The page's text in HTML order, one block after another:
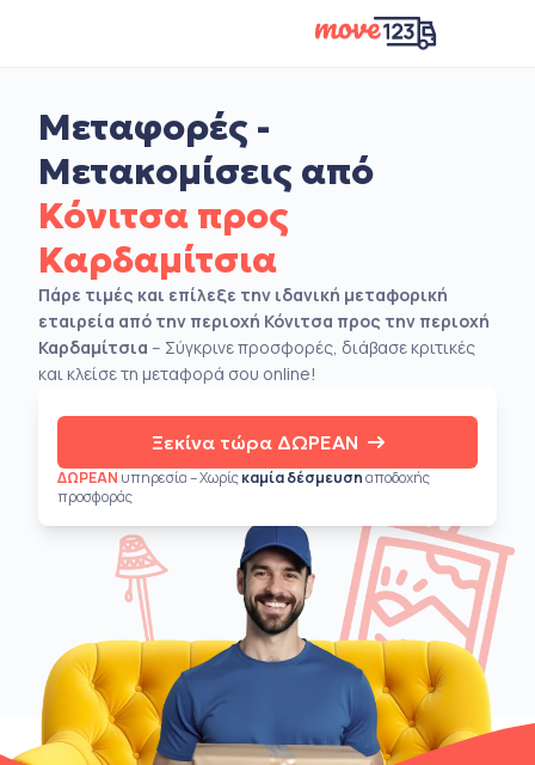
Μεταφορές -
Μετακομίσεις από
Κόνιτσα προς
Καρδαμίτσια
Πάρε τιμές και επίλεξε την ιδανική μεταφορική
εταιρεία από την περιοχή Κόνιτσα προς την περιοχή
Καρδαμίτσια – Σύγκρινε προσφορές, διάβασε κριτικές
και κλείσε τη μεταφορά σου online!
Ξεκίνα τώρα ΔΩΡΕΑΝ
ΔΩΡΕΑΝ υπηρεσία – Χωρίςκαμία δέσμευσηαποδοχής
προσφοράς